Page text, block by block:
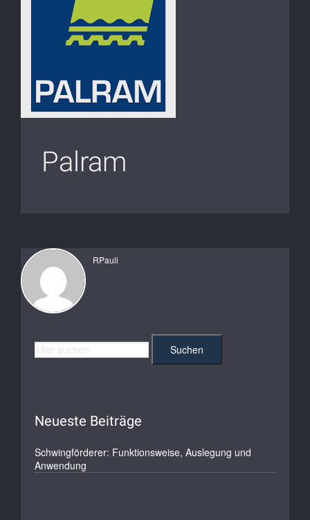
Palram
RPauli
Neueste Beiträge
Schwingförderer: Funktionsweise, Auslegung und
Anwendung